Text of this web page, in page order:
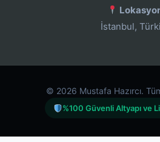
İstanbul,
© 2026 Mustafa Hazırcı.
%100 Güvenli Altyapı ve